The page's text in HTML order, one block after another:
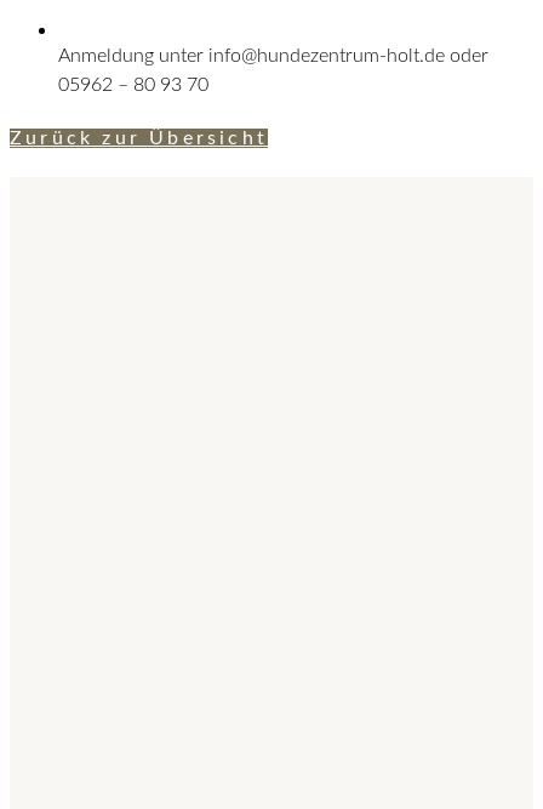
Anmeldung unter info@hundezentrum-holt.de oder
05962 – 80 93 70
Zurück zur Übersicht